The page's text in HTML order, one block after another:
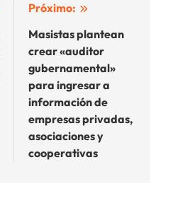
Próximo:
Masistas plantean
crear «auditor
gubernamental»
para ingresar a
información de
empresas privadas,
asociaciones y
cooperativas